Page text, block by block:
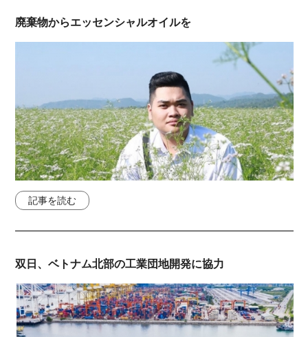
廃棄物からエッセンシャルオイルを
記事を読む
双日、ベトナム北部の工業団地開発に協力